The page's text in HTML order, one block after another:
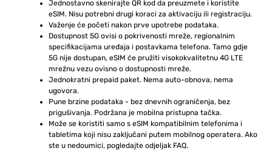
Jednostavno skenirajte QR kod da preuzmete i koristite
eSIM. Nisu potrebni drugi koraci za aktivaciju ili registraciju.
Važenje će početi nakon prve upotrebe podataka.
Dostupnost 5G ovisi o pokrivenosti mreže, regionalnim
specifikacijama uređaja i postavkama telefona. Tamo gdje
5G nije dostupan, eSIM će pružiti visokokvalitetnu 4G LTE
mrežnu vezu ovisno o dostupnosti mreže.
Jednokratni prepaid paket. Nema auto-obnova, nema
ugovora.
Pune brzine podataka - bez dnevnih ograničenja, bez
prigušivanja. Podržana je mobilna pristupna tačka.
Može se koristiti samo s eSIM kompatibilnim telefonima i
tabletima koji nisu zaključani putem mobilnog operatera. Ako
ste u nedoumici, pogledajte odjeljak FAQ.